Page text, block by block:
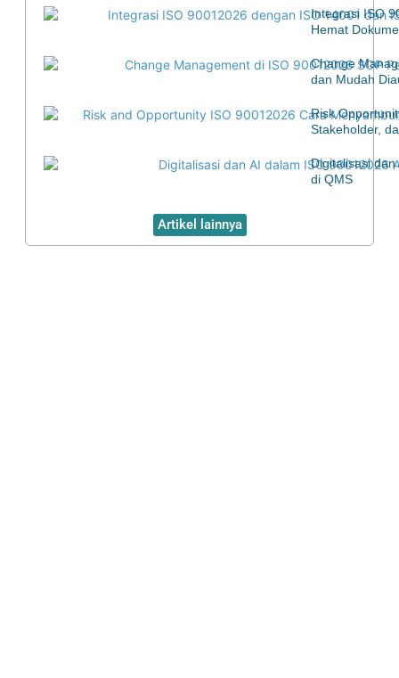
Integrasi ISO
Hemat
Change
dan Mudah
Risk
Stakeholder,
Digitalisasi
di QMS
Artikel lainnya